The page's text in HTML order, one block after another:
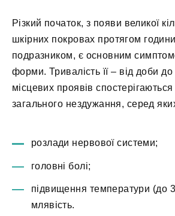
Різкий початок, з появи великої
шкірних покровах протягом
подразником, є основним
форми. Тривалість її – від доби до
місцевих проявів спостерігаються
загального нездужання, серед
розлади нервової системи;
головні болі;
підвищення температури (до
млявість.